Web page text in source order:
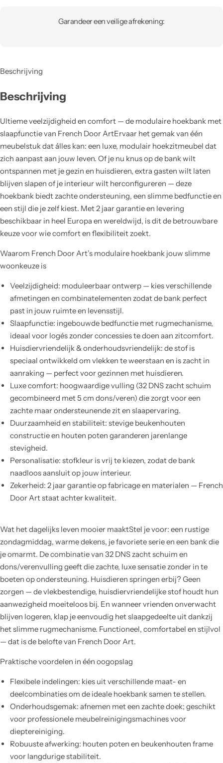
Garandeer een veilige afrekening:
Beschrijving
Beschrijving
Ultieme veelzijdigheid en comfort — de modulaire hoekbank met
slaapfunctie van French Door ArtErvaar het gemak van één
meubelstuk dat álles kan: een luxe, modulair hoekzitmeubel dat
zich aanpast aan jouw leven. Of je nu knus op de bank wilt
ontspannen met je gezin en huisdieren, extra gasten wilt laten
blijven slapen of je interieur wilt herconfigureren — deze
hoekbank biedt zachte ondersteuning, een slimme bedfunctie en
een stijl die je zelf kiest. Met 2 jaar garantie en levering
beschikbaar in heel Europa en wereldwijd, is dit de betrouwbare
keuze voor wie comfort en flexibiliteit zoekt.
Waarom French Door Art’s modulaire hoekbank jouw slimme
woonkeuze is
Veelzijdigheid: moduleerbaar ontwerp — kies verschillende
afmetingen en combinatelementen zodat de bank perfect
past in jouw ruimte en levensstijl.
Slaapfunctie: ingebouwde bedfunctie met rugmechanisme,
ideaal voor logés zonder concessies te doen aan zitcomfort.
Huisdiervriendelijk & onderhoudsvriendelijk: de stof is
speciaal ontwikkeld om vlekken te weerstaan en is zacht in
aanraking — perfect voor gezinnen met huisdieren.
Luxe comfort: hoogwaardige vulling (32 DNS zacht schuim
gecombineerd met 5 cm dons/veren) die zorgt voor een
zachte maar ondersteunende zit en slaapervaring.
Duurzaamheid en stabiliteit: stevige beukenhouten
constructie en houten poten garanderen jarenlange
stevigheid.
Personalisatie: stofkleur is vrij te kiezen, zodat de bank
naadloos aansluit op jouw interieur.
Zekerheid: 2 jaar garantie op fabricage en materialen — French
Door Art staat achter kwaliteit.
Wat het dagelijks leven mooier maaktStel je voor: een rustige
zondagmiddag, warme dekens, je favoriete serie en een bank die
je omarmt. De combinatie van 32 DNS zacht schuim en
dons/verenvulling geeft die zachte, luxe sensatie zonder in te
boeten op ondersteuning. Huisdieren springen erbij? Geen
zorgen — de vlekbestendige, huisdiervriendelijke stof houdt hun
aanwezigheid moeiteloos bij. En wanneer vrienden onverwacht
blijven logeren, klap je eenvoudig het slaapgedeelte uit dankzij
het slimme rugmechanisme. Functioneel, comfortabel en stijlvol
— dat is de belofte van French Door Art.
Praktische voordelen in één oogopslag
Flexibele indelingen: kies uit verschillende maat- en
deelcombinaties om de ideale hoekbank samen te stellen.
Onderhoudsgemak: afnemen met een zachte doek; geschikt
voor professionele meubelreinigingsmachines voor
dieptereiniging.
Robuuste afwerking: houten poten en beukenhouten frame
voor langdurige stabiliteit.